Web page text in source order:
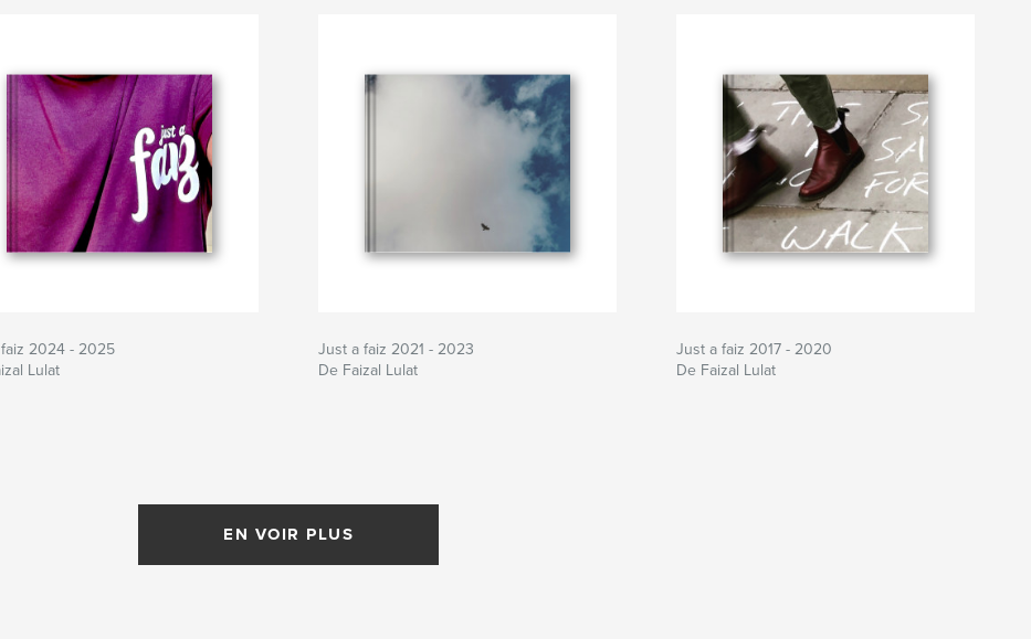
2024 - 2025
Lulat
Just a faiz 2021 - 2023
De Faizal Lulat
Just a faiz 2017 - 2020
De Faizal Lulat
EN VOIR PLUS